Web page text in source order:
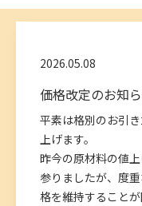
2026.05.08
価格改定のお知
平素は格別のお引
上げます。
昨今の原材料の値
参りましたが、度
格を維持することが